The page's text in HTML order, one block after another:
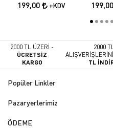
199,00 +KDV 199,00
2000 TL ÜZERİ -
ÜCRETSİZ
KARGO
2000
TL
Popüler Linkler
Pazaryerlerimiz
ÖDEME